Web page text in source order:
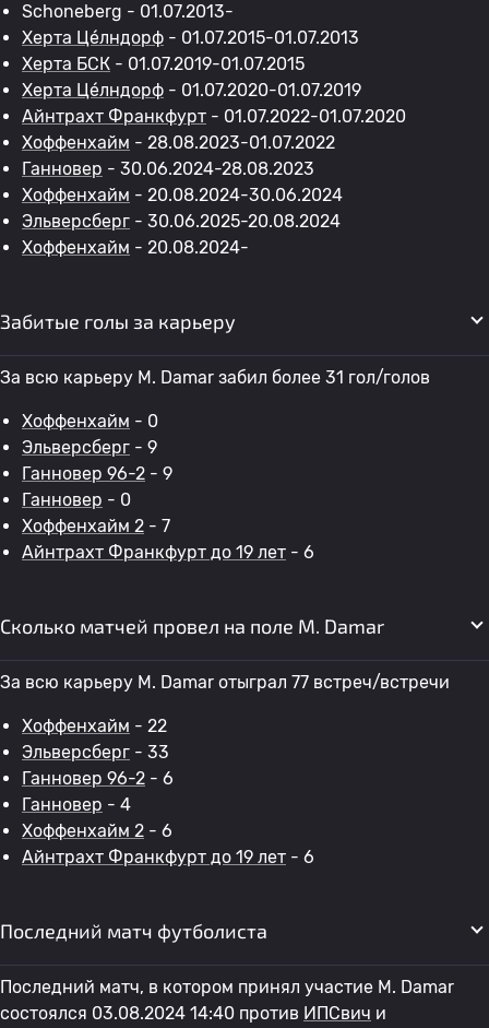
Schoneberg - 01.07.2013-
Херта Це́лндорф - 01.07.2015-01.07.2013
Херта БСК - 01.07.2019-01.07.2015
Херта Це́лндорф - 01.07.2020-01.07.2019
Айнтрахт Франкфурт - 01.07.2022-01.07.2020
Хоффенхайм - 28.08.2023-01.07.2022
Ганновер - 30.06.2024-28.08.2023
Хоффенхайм - 20.08.2024-30.06.2024
Эльверсберг - 30.06.2025-20.08.2024
Хоффенхайм - 20.08.2024-
Забитые голы за карьеру
За всю карьеру M. Damar забил более 31 гол/голов
Хоффенхайм - 0
Эльверсберг - 9
Ганновер 96-2 - 9
Ганновер - 0
Хоффенхайм 2 - 7
Айнтрахт Франкфурт до 19 лет - 6
Сколько матчей провел на поле M. Damar
За всю карьеру M. Damar отыграл 77 встреч/встречи
Хоффенхайм - 22
Эльверсберг - 33
Ганновер 96-2 - 6
Ганновер - 4
Хоффенхайм 2 - 6
Айнтрахт Франкфурт до 19 лет - 6
Последний матч футболиста
Последний матч, в котором принял участие M. Damar
состоялся 03.08.2024 14:40 против ИПСвич и